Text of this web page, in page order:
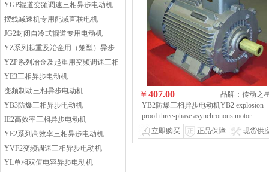
￥407.00
品牌：传动之
YB2防爆三相异步电动机YB2 explosion-
proof three-phase asynchronous motor
立即购买
正品保障 现货供
YGP辊道变频调速三相异步电动机
摆线减速机专用配减直联电机
JG2封闭自冷式辊道专用电动机
YZ系列起重及冶金用（笼型）异步
电动机
YZP系列冶金及起重用变频调速三相
异步电动机
YE3三相异步电动机
变频制动三相异步电动机
YB3防爆三相异步电动机
IE2高效率三相异步电动机
YE2系列高效率三相异步电动机
YVF2变频调速三相异步电动机
YL单相双值电容异步电动机